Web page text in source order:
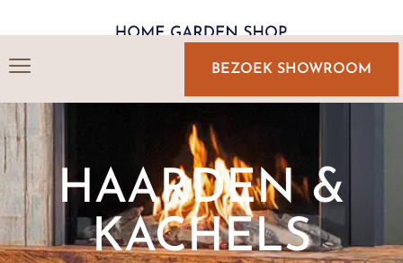
BEZOEK SHOWROOM
HAARDEN &
KACHELS